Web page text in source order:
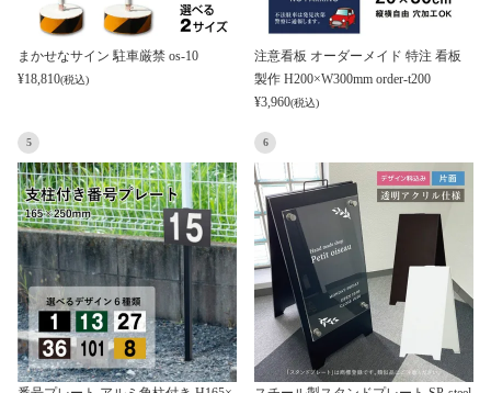
まかせなサイン 駐車厳禁 os-10
¥18,810(税込)
注意看板 オーダーメイド 特注 看板
製作 H200×W300mm order-t200
¥3,960(税込)
5 6